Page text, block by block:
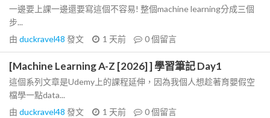
一邊要上課一邊還要寫這個不容易! 整個machine learning分成三個
步...
由 duckravel48 發文 1 天前 0個留言
[Machine Learning A-Z [2026] ] 學習筆記 Day1
這個系列文章是Udemy上的課程延伸，因為我個人想趁著育嬰假空
檔學一點data...
由 duckravel48 發文 1 天前 0個留言